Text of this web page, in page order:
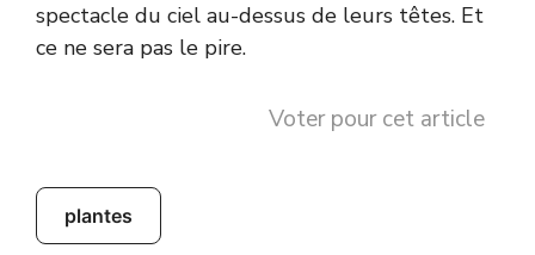
spectacle du ciel au-dessus de leurs têtes. Et
ce ne sera pas le pire.
Voter pour cet article
plantes